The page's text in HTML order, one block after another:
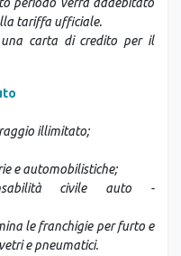
periodo verrà addebitato
tariffa ufficiale.
carta di credito per il
illimitato;
e automobilistiche;
civile auto -
le franchigie per furto e
e pneumatici.